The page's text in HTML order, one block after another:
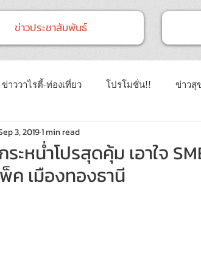
ข่าวประชาสัมพันธ์
ข่าววาไรตี้-ท่องเที่ยว โปรโมชั่น!! ข่าวสุ
ข่าวทั่วไป ข่าวการศึกษา
พันธ์ Event ข่าวเทคโนโลยี IT
ะหน่ำโปรสุดคุ้ม เอาใจ
ค เมืองทองธานี
3, 20191 min read